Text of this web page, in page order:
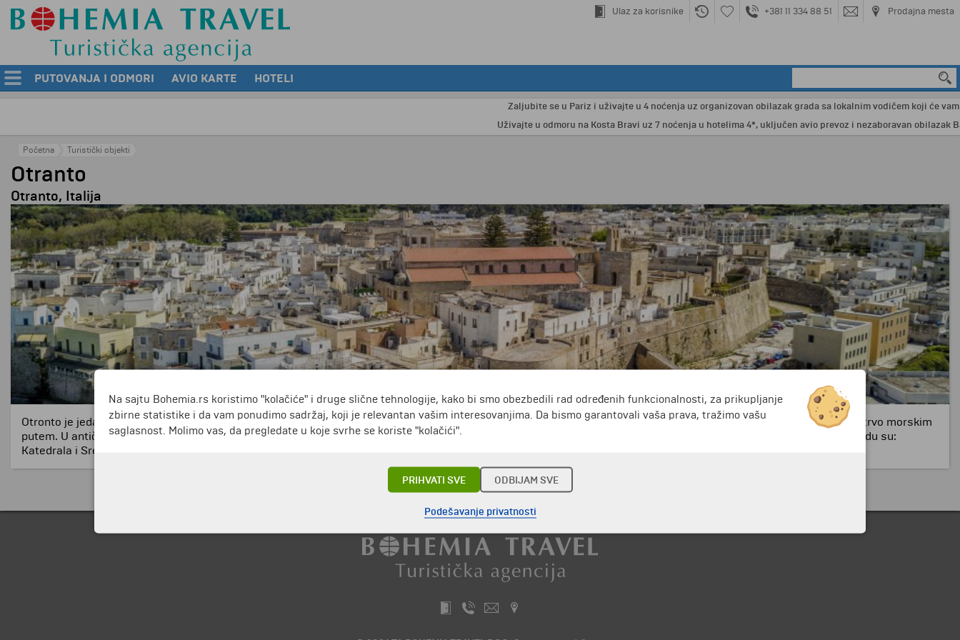
Ulaz za korisnike +381 11 334 88 51 Prodajna mesta
PUTOVANJA I ODMORI AVIO KARTE HOTELI
Zaljubite se u Pariz i uživajte u 4 noćenja uz organizovan obilazak grada sa lokalnim vodičem koji će vam
Uživajte u odmoru na Kosta Bravi uz 7 noćenja u hotelima 4*, uključen avio prevoz i nezaboravan obilazak
Početna Turistički objekti
Otranto
Otranto, Italija
Otronto je jedan od malih priobalnih gradića u regionu Pulija. Gradić broji oko 5 hiljada stanovnika, i jedna je od tačaka koje povezuju Balkansko i Apeninsko poluostrvo morskim
putem. U antičko doba, ovde je prolazio jedan od glavnih puteva koji je spajao Rimsko carstvo sa Balkanskim poluostrvom. Najzanimljivije turističke atrakcije u gradu su:
Katedrala i Srednjevekovni zamak (koji se spominje u prvom gotskom romanu u istoriji "Zamak u Ortantu").
Putovanja i odmori do Italija »
Na sajtu Bohemia.rs koristimo "kolačiće" i druge slične tehnologije, kako bi smo obezbedili rad određenih funkcionalnosti, za prikupljanje
zbirne statistike i da vam ponudimo sadržaj, koji je relevantan vašim interesovanjima. Da bismo garantovali vaša prava, tražimo vašu
saglasnost. Molimo vas, da pregledate u koje svrhe se koriste "kolačići".
PRIHVATI SVE ODBIJAM SVE
Podešavanje privatnosti